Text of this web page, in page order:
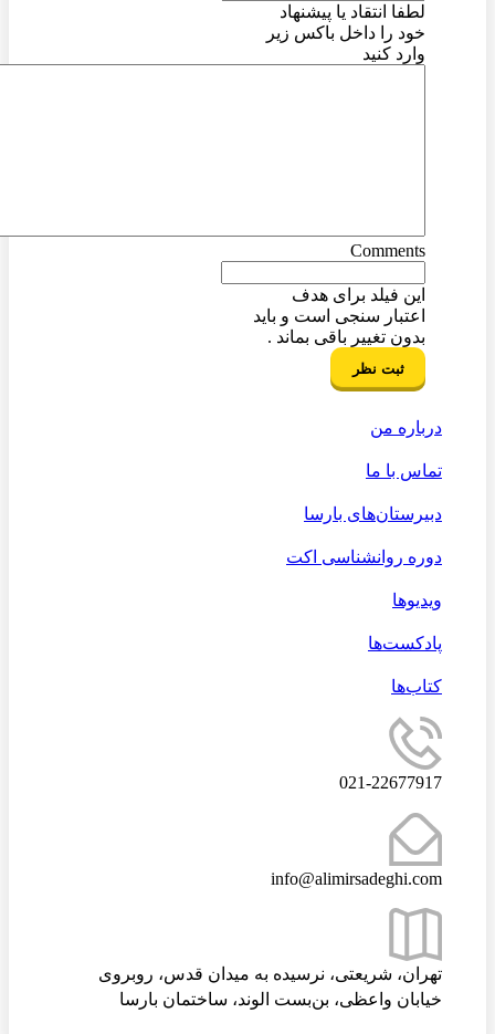
لطفا انتقاد یا پیشنهاد
خود را داخل باکس زیر
وارد کنید
Comments
این فیلد برای هدف
اعتبار سنجی است و باید
بدون تغییر باقی بماند .
درباره من
تماس با ما
دبیرستان‌های بارسا
دوره روانشناسی اکت
ویدیوها
پادکست‌ها
کتاب‌ها
021-22677917
info@alimirsadeghi.com
تهران، شریعتی، نرسیده به میدان قدس، روبروی
خیابان واعظی، بن‌بست الوند، ساختمان بارسا